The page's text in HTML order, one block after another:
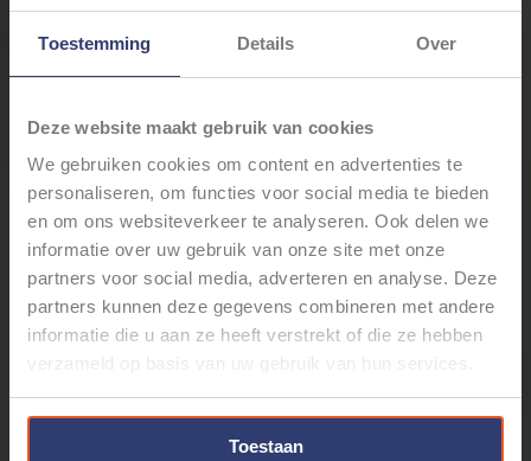
Toestemming Details Over
Deze website maakt gebruik van cookies
We gebruiken cookies om content en advertenties te
personaliseren, om functies voor social media te bieden
en om ons websiteverkeer te analyseren. Ook delen we
informatie over uw gebruik van onze site met onze
partners voor social media, adverteren en analyse. Deze
partners kunnen deze gegevens combineren met andere
informatie die u aan ze heeft verstrekt of die ze hebben
verzameld op basis van uw gebruik van hun services.
Toestaan
VLECHTKOUS - 75 METER
* Stukprijs: €3,79 /
2000 13-0 - PER METER